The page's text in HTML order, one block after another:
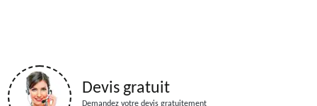
Devis gratuit
Demandez votre devis gratuitement